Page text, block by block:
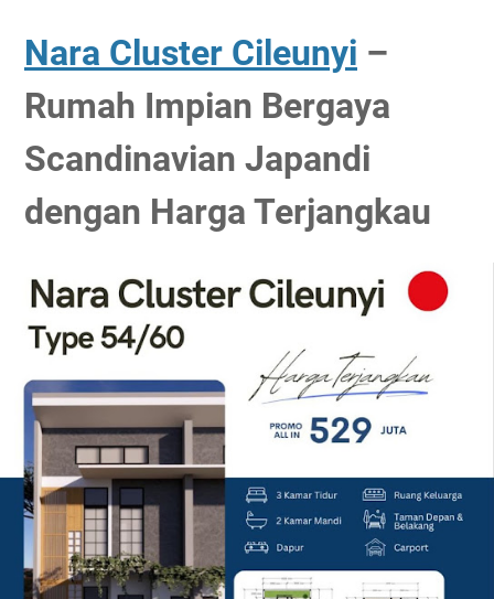
Nara Cluster Cileunyi –
Rumah Impian Bergaya
Scandinavian Japandi
dengan Harga Terjangkau